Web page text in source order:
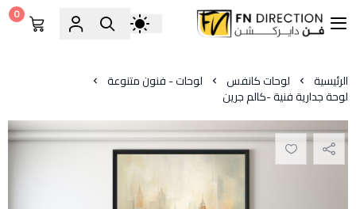
فن دايركشن
0
الرئيسية لوحات كانفس لوحات - فنون متنوعة
لوحة جدارية فنية -كالم جرين